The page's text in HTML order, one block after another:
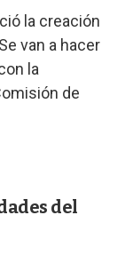
la creación
van a hacer
la
de
del